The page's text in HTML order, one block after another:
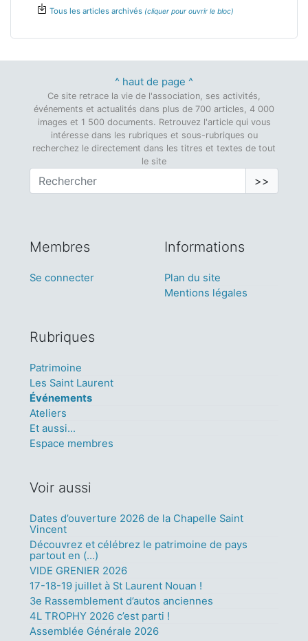
Tous les articles archivés
^ haut de page ^
Ce site retrace la vie de l'association, ses activités,
événements et actualités dans plus de 700 articles, 4 000
images et 1 500 documents. Retrouvez l'article qui vous
intéresse dans les rubriques et sous-rubriques ou
recherchez le directement dans les titres et textes de tout
le site
>>
Membres
Se connecter
Informations
Plan du site
Mentions légales
Rubriques
Patrimoine
Les Saint Laurent
Événements
Ateliers
Et aussi...
Espace membres
Voir aussi
Dates d’ouverture 2026 de la Chapelle Saint
Vincent
Découvrez et célébrez le patrimoine de pays
partout en (…)
VIDE GRENIER 2026
17-18-19 juillet à St Laurent Nouan !
3e Rassemblement d’autos anciennes
4L TROPHY 2026 c’est parti !
Assemblée Générale 2026